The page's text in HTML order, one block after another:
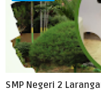
SMP Negeri 2